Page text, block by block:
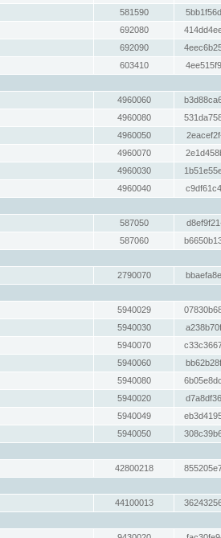
581590
692080
692090
603410
4960060
4960080
4960050
4960070
4960030
4960040
587050
587060
2790070
5940029
5940030
5940070
5940060
5940080
5940020
5940049
5940050
42800218
44100013